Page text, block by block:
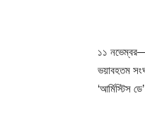
১১ নভেম্বর—
ভয়াবহতম
‘আর্মিস্টিস